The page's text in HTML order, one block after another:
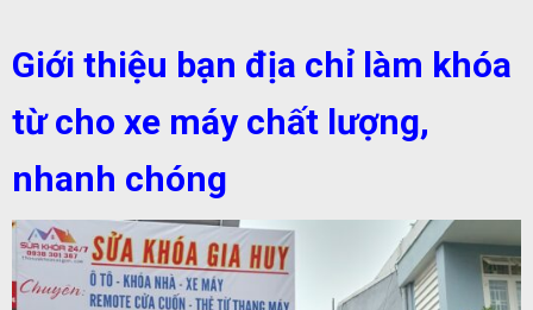
Giới thiệu bạn địa chỉ làm khóa
từ cho xe máy chất lượng,
nhanh chóng